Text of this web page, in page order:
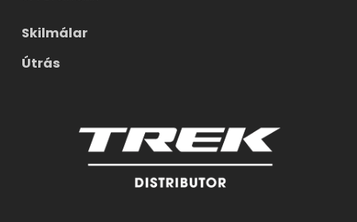
Skilmálar
Útrás